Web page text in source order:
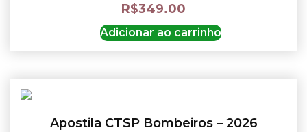
R$349.00
Adicionar ao carrinho
Apostila CTSP Bombeiros – 2026